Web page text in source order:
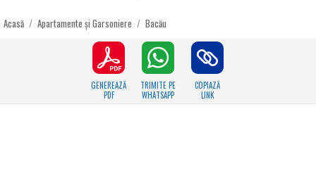
Acasă / Apartamente și Garsoniere / Bacău
GENEREAZĂ
PDF
TRIMITE PE
WHATSAPP
COPIAZĂ
LINK